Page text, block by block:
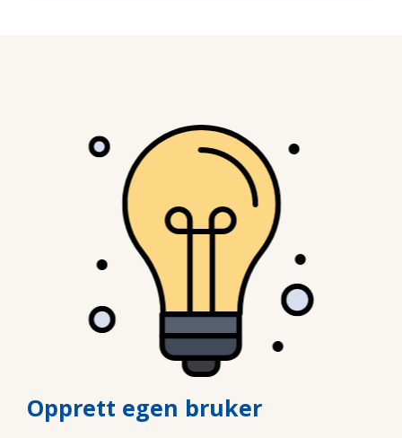
Opprett egen bruker